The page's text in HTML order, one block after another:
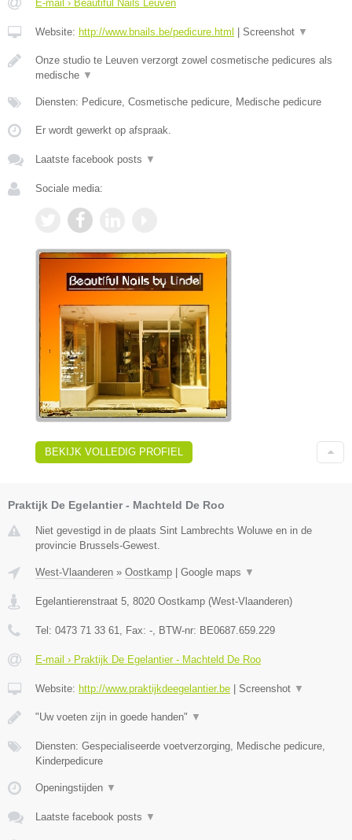
E-mail › Beautiful Nails Leuven
Website: http://www.bnails.be/pedicure.html Screenshot ▼
Onze studio te Leuven verzorgt zowel cosmetische pedicures als
medische ▼
Diensten: Pedicure, Cosmetische pedicure, Medische pedicure
Er wordt gewerkt op afspraak.
Laatste facebook posts ▼
Sociale media:
BEKIJK VOLLEDIG PROFIEL
Praktijk De Egelantier - Machteld De Roo
Niet gevestigd in de plaats Sint Lambrechts Woluwe en in de
provincie Brussels-Gewest.
West-Vlaanderen » Oostkamp | Google maps ▼
Egelantierenstraat 5 8020 Oostkamp (West-Vlaanderen)
Tel: 0473 71 33 61 , Fax: - , BTW-nr: BE0687.659.229
E-mail › Praktijk De Egelantier - Machteld De Roo
Website: http://www.praktijkdeegelantier.be | Screenshot ▼
"Uw voeten zijn in goede handen" ▼
Diensten: Gespecialiseerde voetverzorging, Medische pedicure,
Kinderpedicure
Openingstijden ▼
Laatste facebook posts ▼